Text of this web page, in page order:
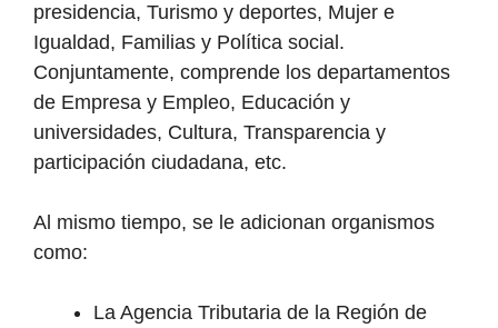
presidencia, Turismo y deportes, Mujer e
Igualdad, Familias y Política social.
Conjuntamente, comprende los departamentos
de Empresa y Empleo, Educación y
universidades, Cultura, Transparencia y
participación ciudadana, etc.
Al mismo tiempo, se le adicionan organismos
como:
La Agencia Tributaria de la Región de